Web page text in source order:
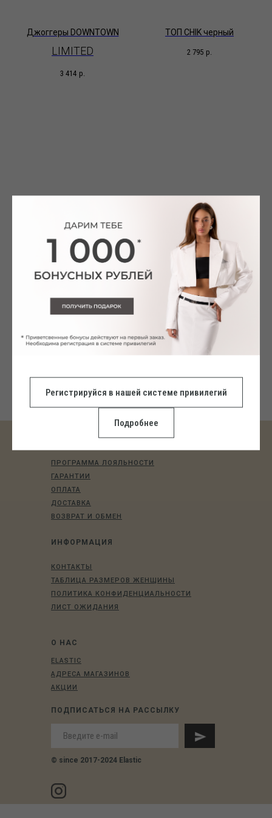
Регистрируйся в нашей системе привилегий
Подробнее
Джоггеры DOWNTOWN
LIMITED
3 414 р.
ТОП CHIK черный
2 795 р.
РУБАШКА BREZEE чёрный Джоггеры SET2
ИНФОРМАЦИЯ
О НАС
© since 2017-2024 Elastic
ПОДПИСАТЬСЯ НА РАССЫЛКУ
ПРОГРАММА ЛОЯЛЬНОСТИ
ГАРАНТИИ
ОПЛАТА
ДОСТАВКА
ВОЗВРАТ И ОБМЕН
ELASTIC
АДРЕСА МАГАЗИНОВ
АКЦИИ
КОНТАКТЫ
ТАБЛИЦА РАЗМЕРОВ ЖЕНЩИНЫ
ПОЛИТИКА КОНФИДЕНЦИАЛЬНОСТИ
ЛИСТ ОЖИДАНИЯ